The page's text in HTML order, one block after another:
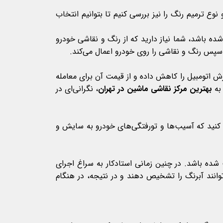
ترمیم رنگ را نیز بررسی کنیم تا بتوانیم انتخاب
باشد، شما نیاز دارید که از رنگ و نقاشی خودرو
و سپس رنگ و نقاشی را روی خودرو اعمال می‌کند.
اتومبیل را کاهش داده و از قیمت آن برای معامله
بهترین مرکز نقاشی ماشین در تهران، نگرانی‌ای در
کنید که آسیب‌ها و تورفتگی‌های خودرو به سایش و
باشد. در چنین زمانی استادکار به سراغ اجرای
آبرنگ را تشخیص دهند و در نتیجه، در هنگام